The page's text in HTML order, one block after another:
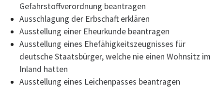
Gefahrstoffverordnung beantragen
Ausschlagung der Erbschaft erklären
Ausstellung einer Eheurkunde beantragen
Ausstellung eines Ehefähigkeitszeugnisses für
deutsche Staatsbürger, welche nie einen Wohnsitz im
Inland hatten
Ausstellung eines Leichenpasses beantragen